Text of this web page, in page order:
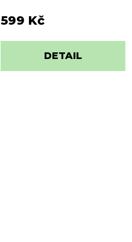
599 Kč
DETAIL